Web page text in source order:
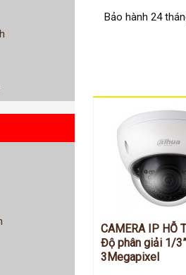
Bảo hành 24
CAMERA IP HỖ
Độ phân giải 1/3”
3Megapixel